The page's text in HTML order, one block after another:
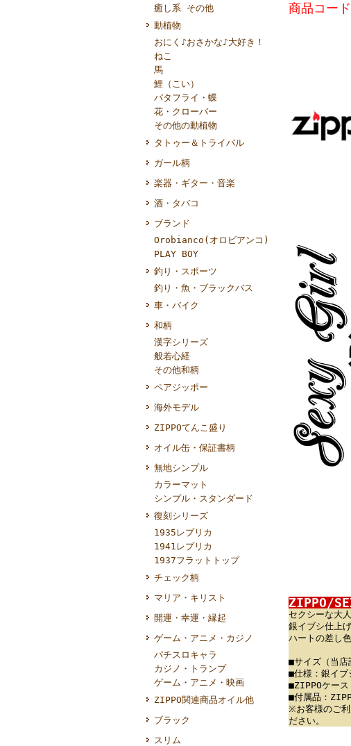
癒し系 その他
動植物
おにく♪おさかな♪大好き！
ねこ
馬
鯉（こい）
バタフライ・蝶
花・クローバー
その他の動植物
タトゥー＆トライバル
ガール柄
楽器・ギター・音楽
酒・タバコ
ブランド
Orobianco(オロビアンコ)
PLAY BOY
釣り・スポーツ
釣り・魚・ブラックバス
車・バイク
和柄
漢字シリーズ
般若心経
その他和柄
ペアジッポー
海外モデル
ZIPPOてんこ盛り
オイル缶・保証書柄
無地シンプル
カラーマット
シンプル・スタンダード
復刻シリーズ
1935レプリカ
1941レプリカ
1937フラットトップ
チェック柄
マリア・キリスト
開運・幸運・縁起
ゲーム・アニメ・カジノ
パチスロキャラ
カジノ・トランプ
ゲーム・アニメ・映画
ZIPPO関連商品オイル他
ブラック
スリム
商品コー
ZIPPO/
セクシーな大
銀イブシ仕上
ハートの差し
■サイズ（当店
■仕様：銀イブ
■ZIPPOケース
■付属品：
※お客様のご利
ださい。